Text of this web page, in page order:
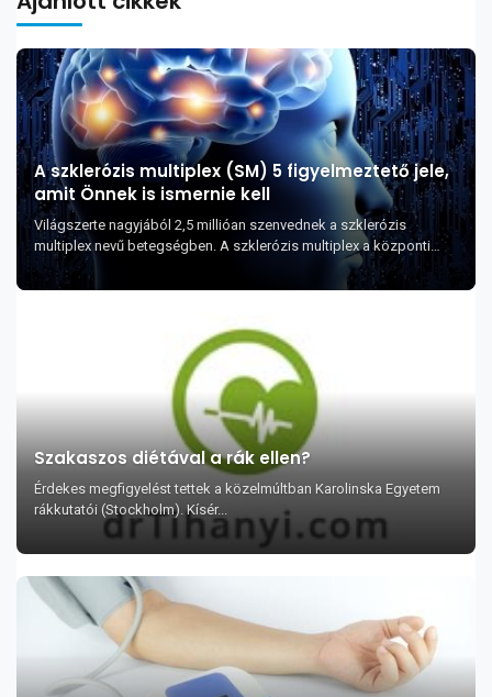
A szklerózis multiplex (SM) 5 figyelmeztető jele,
amit Önnek is ismernie kell
Világszerte nagyjából 2,5 millióan szenvednek a szklerózis
multiplex nevű betegségben. A szklerózis multiplex a központi
idegrendszer krónikus, gyulladás...
Szakaszos diétával a rák ellen?
Érdekes megfigyelést tettek a közelmúltban Karolinska Egyetem
rákkutatói (Stockholm). Kísér...